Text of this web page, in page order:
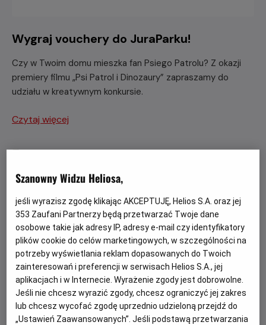
Wygraj vouchery do JuraParku!
Czy w Twoim domu mieszka fan Psiego Patrolu? Z okazji
premiery filmu „Psi Patrol i Dinozaury” zapraszamy do
udziału w kreatywnym konkursie.
Czytaj więcej
Psi Patrol i dinozaury - nie przegap!
Szanowny Widzu Heliosa,
jeśli wyrazisz zgodę klikając AKCEPTUJĘ, Helios S.A. oraz jej
353 Zaufani Partnerzy będą przetwarzać Twoje dane
osobowe takie jak adresy IP, adresy e-mail czy identyfikatory
plików cookie do celów marketingowych, w szczególności na
potrzeby wyświetlania reklam dopasowanych do Twoich
zainteresowań i preferencji w serwisach Helios S.A., jej
aplikacjach i w Internecie. Wyrażenie zgody jest dobrowolne.
Jeśli nie chcesz wyrazić zgody, chcesz ograniczyć jej zakres
lub chcesz wycofać zgodę uprzednio udzieloną przejdź do
„Ustawień Zaawansowanych”. Jeśli podstawą przetwarzania